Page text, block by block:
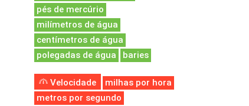
pés de mercúrio
milímetros de água
centímetros de água
polegadas de água
baries
Velocidade
milhas por hora
metros por segundo